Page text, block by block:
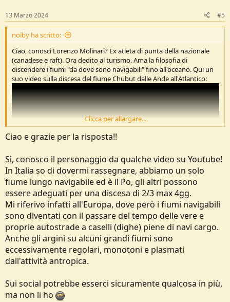
s
:
13 Marzo 2024 #5
nolby ha scritto:
Ciao, conosci Lorenzo Molinari? Ex atleta di punta della nazionale
(canadese e raft). Ora dedito al turismo. Ama la filosofia di
discendere i fiumi "da dove sono navigabili" fino all'oceano. Qui un
suo video sulla discesa del fiume Chubut dalle Ande all'Atlantico:
Se sei interessato a spedizioni importanti prova a contattarlo. Lo
trovi su Facebook o CKFIUMI.
Più che su questo forum, dove i canoisti non abbondano, potresti
provare a trovare altri con la tua passione in qualche gruppo
facebook.
Credo che purtroppo però ti dovrai rassegnare perchè, tolto il Po,
gli altri fiumi di casa nostra non hanno tratti abbastanza lunghi da
giustificare delle "spedizioni" di più giorni dato che sono tutti pieni
di artificiali.
Sul canale Youtube di Livio Bernasconi c'è un video che descrive un
itinerario ad anello di 3-4 giorni scendendo da non mi ricordo che
Clicca per allargare...
Ciao e grazie per la risposta!!
Sì, conosco il personaggio da qualche video su Youtube!
In Italia so di dovermi rassegnare, abbiamo un solo
fiume lungo navigabile ed è il Po, gli altri possono
essere adeguati per una discesa di 2/3 max 4gg.
Mi riferivo infatti all'Europa, dove però i fiumi navigabili
sono diventati con il passare del tempo delle vere e
proprie autostrade a caselli (dighe) piene di navi cargo.
Anche gli argini su alcuni grandi fiumi sono
eccessivamente regolari, monotoni e plasmati
dall'attività antropica.
Sui social potrebbe esserci sicuramente qualcosa in più,
ma non li ho